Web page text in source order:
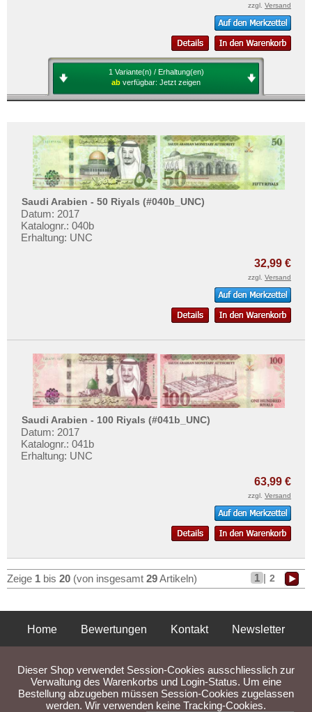
zzgl. Versand
1 Variante(n) / Erhaltung(en)
ab verfügbar: Jetzt zeigen
Saudi Arabien - 50 Riyals (#040b_UNC)
Datum: 2017
Katalognr.: 040b
Erhaltung: UNC
32,99 €
zzgl. Versand
Saudi Arabien - 100 Riyals (#041b_UNC)
Datum: 2017
Katalognr.: 041b
Erhaltung: UNC
63,99 €
zzgl. Versand
Zeige 1 bis 20 (von insgesamt 29Artikeln) 1 | 2
Home Bewertungen Kontakt
Newsletter
Liefer- und Versandkosten
Dieser Shop verwendet Session-Cookies ausschliesslich zur
Verwaltung des Warenkorbs und Login-Status. Um eine
Bestellung abzugeben müssen Session-Cookies zugelassen
werden. Wir verwenden keine Tracking-Cookies.